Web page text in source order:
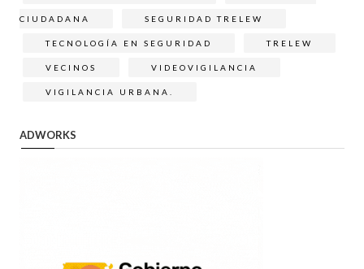
CIUDADANA SEGURIDAD TRELEW
TECNOLOGÍA EN SEGURIDAD TRELEW
VECINOS VIDEOVIGILANCIA
VIGILANCIA URBANA.
ADWORKS